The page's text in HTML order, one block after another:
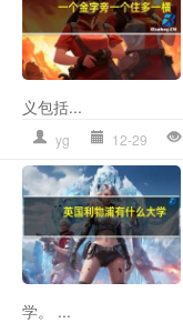
义包括...
yg 12-29
学。 ...